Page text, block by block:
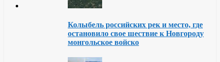
Колыбель российских рек и место, где
остановило свое шествие к Новгороду
монгольское войско